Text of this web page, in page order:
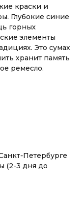
краски и
Глубокие синие
горных
элементы
Это сумах
хранит память
ремесло.
Петербурге
(2-3 дня до